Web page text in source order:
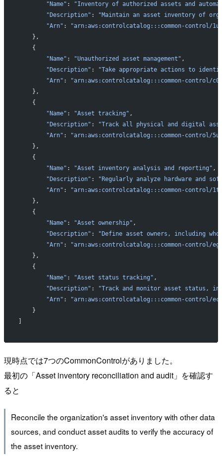
        "Name"
:
"Inventory of authorized assets and
        "Description"
:
"Maintain an asset inventory of
        "Arn"
:
"arn:aws:controlcatalog:::common-control/
    },
    {
        "Name"
: "Unauthorized asset management" ,
        "Description"
:
"Take appropriate actions to
        "Arn"
:
"arn:aws:controlcatalog:::common-control/
    },
    {
        "Name"
: "Asset tracking" ,
        "Description"
:
"Track all physical and digital
        "Arn"
:
"arn:aws:controlcatalog:::common-control/
    },
    {
        "Name"
: "Asset inventory analysis and reporting" ,
        "Description"
:
"Regularly analyze hardware and
        "Arn"
:
"arn:aws:controlcatalog:::common-control/
    },
    {
        "Name"
: "Asset ownership" ,
        "Description"
:
"Define asset owners, including
        "Arn"
:
"arn:aws:controlcatalog:::common-control/
    },
    {
        "Name"
: "Asset status tracking" ,
        "Description"
:
"Track and monitor asset status,
        "Arn"
:
"arn:aws:controlcatalog:::common-control/
    }
現時点では7つのCommonControlがありました。
最初の「Asset inventory reconciliation and audit」を確認す
ると
Reconcile the organization's asset inventory with other data
sources, and conduct asset audits to verify the accuracy of
the asset inventory.